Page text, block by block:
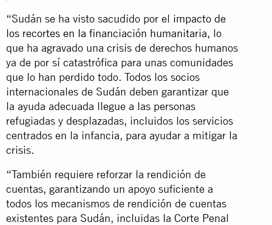
“Sudán se ha visto sacudido por el impacto de
los recortes en la financiación humanitaria, lo
que ha agravado una crisis de derechos humanos
ya de por sí catastrófica para unas comunidades
que lo han perdido todo. Todos los socios
internacionales de Sudán deben garantizar que
la ayuda adecuada llegue a las personas
refugiadas y desplazadas, incluidos los servicios
centrados en la infancia, para ayudar a mitigar la
crisis.
“También requiere reforzar la rendición de
cuentas, garantizando un apoyo suficiente a
todos los mecanismos de rendición de cuentas
existentes para Sudán, incluidas la Corte Penal